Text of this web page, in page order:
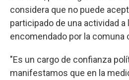
considera que no puede
participado de una actividad a
encomendado por la comuna
"Es un cargo de confianza
manifestamos que en la